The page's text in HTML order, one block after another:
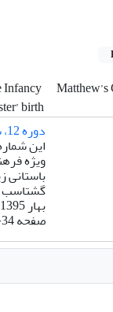
Infancy
birth
دوره 12، شماره 44
این
ویژه
باستانی
بهار 1395
صفحه